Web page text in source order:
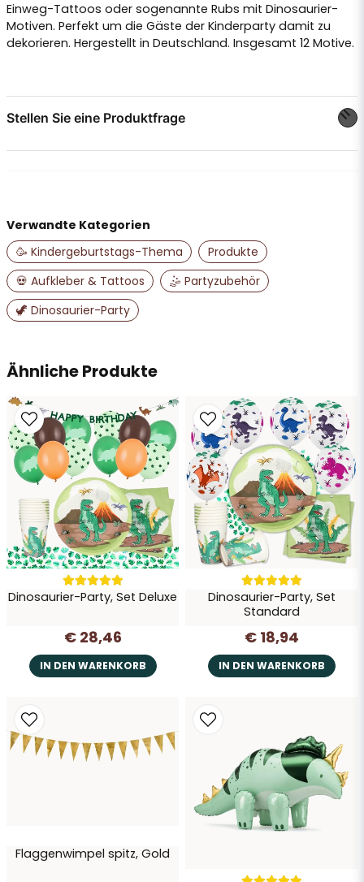
Einweg-Tattoos oder sogenannte Rubs mit Dinosaurier-
Motiven. Perfekt um die Gäste der Kinderparty damit zu
dekorieren. Hergestellt in Deutschland. Insgesamt 12 Motive.
Stellen Sie eine Produktfrage
name
Name
email
E-Mail-Adresse
Ja, Sie dürfen meine Frage veröffentlichen
Frage senden
Ähnliche Produkte
Dinosaurier-Party, Set Deluxe
€ 28,46
IN DEN WARENKORB
Dinosaurier-Party, Set
Standard
€ 18,94
IN DEN WARENKORB
Flaggenwimpel spitz, Gold
Verwandte Kategorien
🥳 Kindergeburtstags-Thema
Produkte
💀 Aufkleber & Tattoos
🤹 Partyzubehör
🦖 Dinosaurier-Party